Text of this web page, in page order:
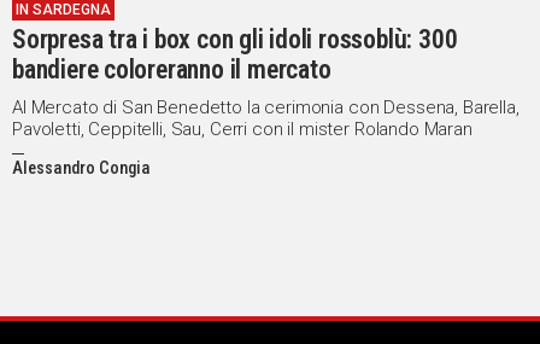
VIDEO
Vai
IN SARDEGNA
Sorpresa tra i box con gli idoli rossoblù: 300
bandiere coloreranno il mercato
Al Mercato di San Benedetto la cerimonia con Dessena, Barella,
Pavoletti, Ceppitelli, Sau, Cerri con il mister Rolando Maran
Alessandro Congia